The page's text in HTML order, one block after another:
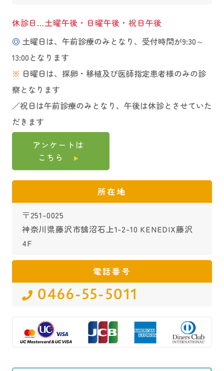
休診日…土曜午後・日曜午後・祝日午後
◎ 土曜日は、午前診療のみとなり、受付時間が9:30～
13:00となります
※ 日曜日は、採卵・移植及び医師指定患者様のみの診
察となります
／祝日は午前診療のみとなり、午後は休診とさせていた
だきます
アンケートは
こちら
所在地
〒251-0025
神奈川県藤沢市鵠沼石上1-2-10 KENEDIX藤沢
4F
電話番号
0466-55-5011